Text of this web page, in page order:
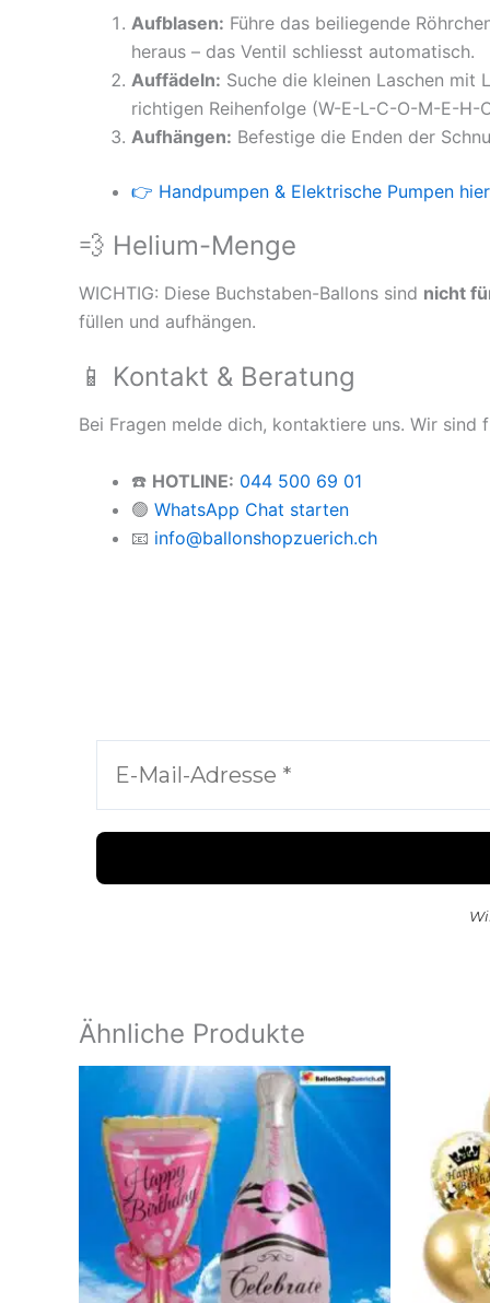
Aufblasen: Führe das beiliegende
heraus – das Ventil schliesst automatisch.
Auffädeln: Suche die kleinen Laschen mit
richtigen Reihenfolge (W-E-L-C-O-M-E-H-
Aufhängen: Befestige die Enden der
👉 Handpumpen & Elektrische Pumpen
💨 Helium-Menge
WICHTIG: Diese Buchstaben-Ballons sind nicht
füllen und aufhängen.
📱 Kontakt & Beratung
Bei Fragen melde dich, kontaktiere uns. Wir sind
☎️ HOTLINE: 044 500 69 01
🟢 WhatsApp Chat starten
📧 info@ballonshopzuerich.ch
Ähnliche Produkte